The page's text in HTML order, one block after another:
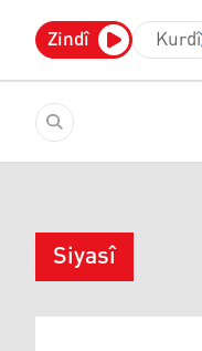
Zindî Kurdî
Siyasî